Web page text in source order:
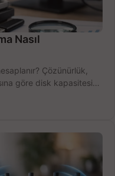
Nasıl
Çözünürlük,
göre disk kapasitesini